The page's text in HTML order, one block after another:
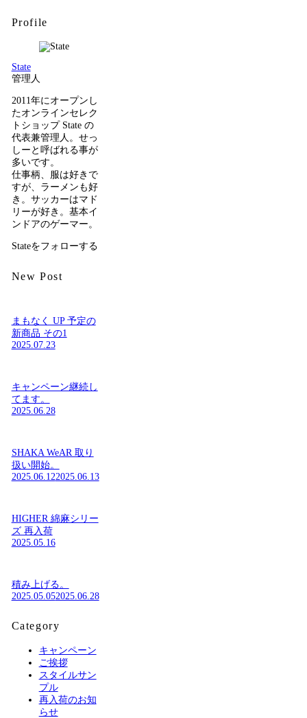
Profile
State
管理人
2011年にオープンし
たオンラインセレク
トショップ State の
代表兼管理人。せっ
しーと呼ばれる事が
多いです。
仕事柄、服は好きで
すが、ラーメンも好
き。サッカーはマド
リーが好き。基本イ
ンドアのゲーマー。
Stateをフォローする
New Post
まもなく UP 予定の
新商品 その1
2025.07.23
キャンペーン継続し
てます。
2025.06.28
SHAKA WeAR 取り
扱い開始。
2025.06.122025.06.13
HIGHER 綿麻シリー
ズ 再入荷
2025.05.16
積み上げる。
2025.05.052025.06.28
Category
キャンペーン
ご挨拶
スタイルサン
プル
再入荷のお知
らせ